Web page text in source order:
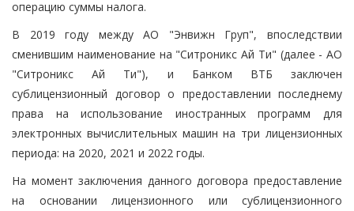
операцию суммы налога.
В 2019 году между АО "Энвижн Груп", впоследствии
сменившим наименование на "Ситроникс Ай Ти" (далее - АО
"Ситроникс Ай Ти"), и Банком ВТБ заключен
сублицензионный договор о предоставлении последнему
права на использование иностранных программ для
электронных вычислительных машин на три лицензионных
периода: на 2020, 2021 и 2022 годы.
На момент заключения данного договора предоставление
на основании лицензионного или сублицензионного